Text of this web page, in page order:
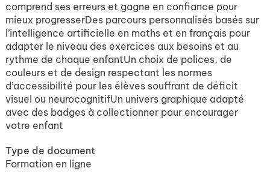
comprend ses erreurs et gagne en confiance pour
mieux progresserDes parcours personnalisés basés sur
l’intelligence artificielle en maths et en français pour
adapter le niveau des exercices aux besoins et au
rythme de chaque enfantUn choix de polices, de
couleurs et de design respectant les normes
d’accessibilité pour les élèves souffrant de déficit
visuel ou neurocognitifUn univers graphique adapté
avec des badges à collectionner pour encourager
votre enfant
Type de document
Formation en ligne